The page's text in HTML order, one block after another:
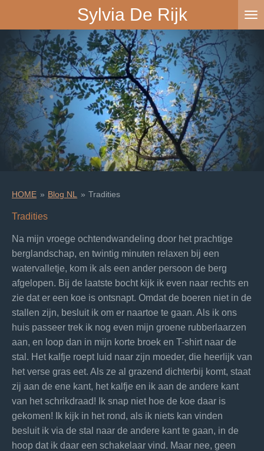
hoofdinhoud
Sylvia De Rijk
HOME » Blog NL » Tradities
Tradities
Na mijn vroege ochtendwandeling door het prachtige
berglandschap, en twintig minuten relaxen bij een
watervalletje, kom ik als een ander persoon de berg
afgelopen. Bij de laatste bocht kijk ik even naar rechts en
zie dat er een koe is ontsnapt. Omdat de boeren niet in de
stallen zijn, besluit ik om er naartoe te gaan. Als ik ons
huis passeer trek ik nog even mijn groene rubberlaarzen
aan, en loop dan in mijn korte broek en T-shirt naar de
stal. Het kalfje roept luid naar zijn moeder, die heerlijk van
het verse gras eet. Als ze al grazend dichterbij komt, staat
zij aan de ene kant, het kalfje en ik aan de andere kant
van het schrikdraad! Ik snap niet hoe de koe daar is
gekomen! Ik kijk in het rond, als ik niets kan vinden
besluit ik via de stal naar de andere kant te gaan, in de
hoop dat ik daar een schakelaar vind. Maar nee, geen